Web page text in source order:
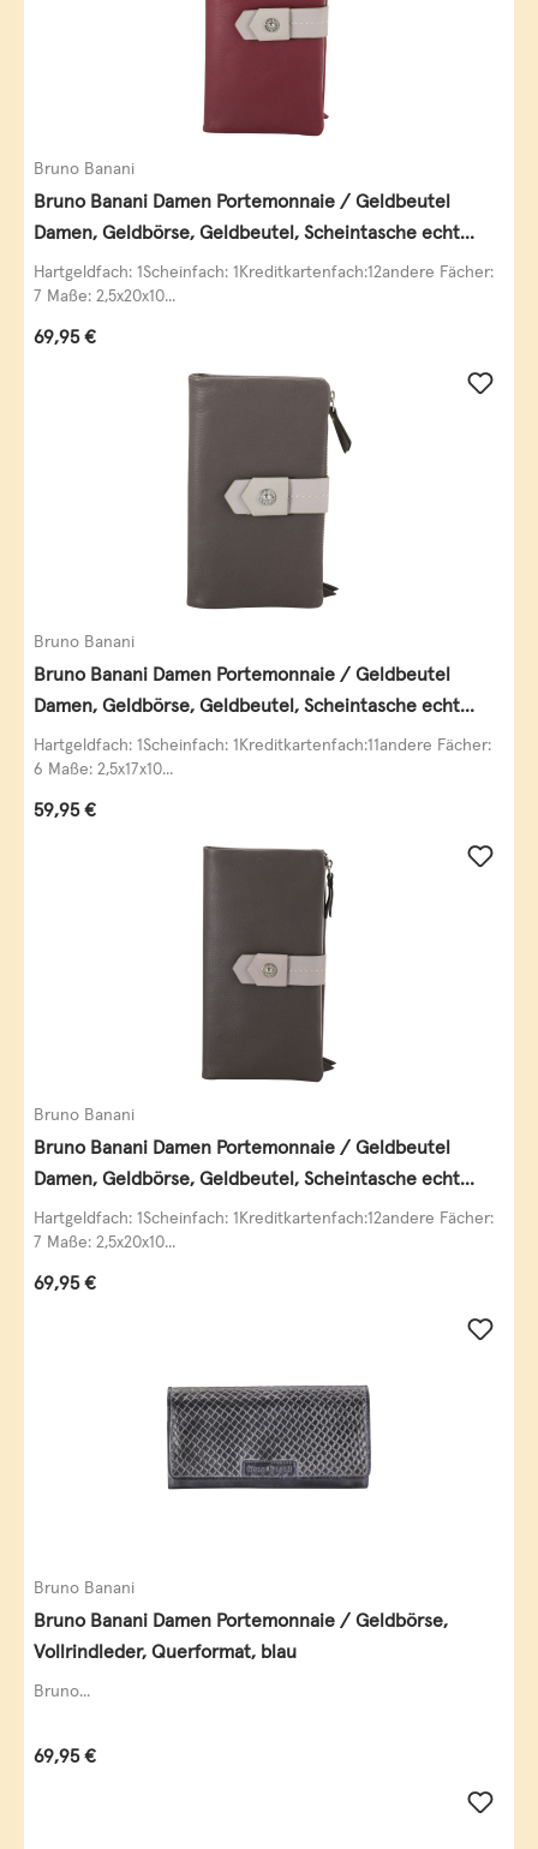
Bruno Banani
Bruno Banani Damen Portemonnaie / Geldbeutel
Damen, Geldbörse, Geldbeutel, Scheintasche echt
Leder
Hartgeldfach: 1Scheinfach: 1Kreditkartenfach:12andere Fächer:
7 Maße: 2,5x20x10...
Regulärer Preis:
69,95 €
Bruno Banani
Bruno Banani Damen Portemonnaie / Geldbeutel
Damen, Geldbörse, Geldbeutel, Scheintasche echt
Leder
Hartgeldfach: 1Scheinfach: 1Kreditkartenfach:11andere Fächer:
6 Maße: 2,5x17x10...
Regulärer Preis:
59,95 €
Bruno Banani
Bruno Banani Damen Portemonnaie / Geldbeutel
Damen, Geldbörse, Geldbeutel, Scheintasche echt
Leder
Hartgeldfach: 1Scheinfach: 1Kreditkartenfach:12andere Fächer:
7 Maße: 2,5x20x10...
Regulärer Preis:
69,95 €
Bruno Banani
Bruno Banani Damen Portemonnaie / Geldbörse,
Vollrindleder, Querformat, blau
Bruno...
Regulärer Preis:
69,95 €